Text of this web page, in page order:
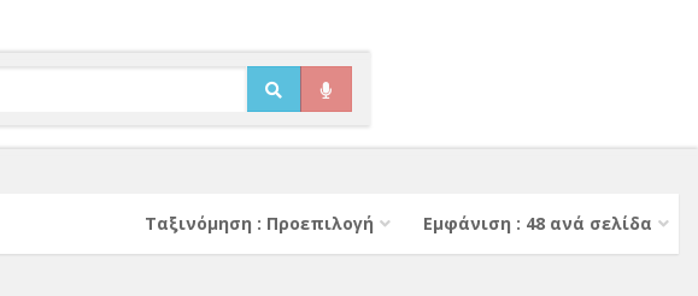
Εμφάνιση : 48 ανά σελίδα
Тαξινόμηση : Προεπιλογή